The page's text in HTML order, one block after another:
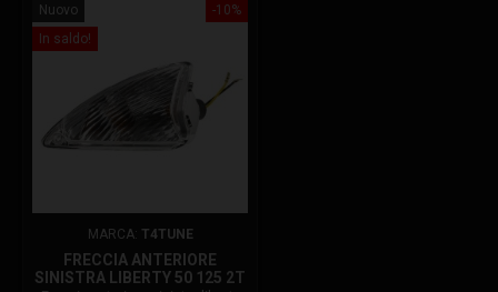
-10%
Nuovo
In saldo!
MARCA: T4TUNE
FRECCIA ANTERIORE
SINISTRA LIBERTY 50 125 2T